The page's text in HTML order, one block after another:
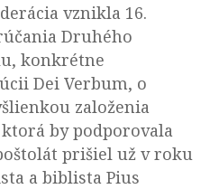
vznikla 16.
Druhého
konkrétne
Dei Verbum, o
založenia
by podporovala
prišiel už v roku
a biblista Pius